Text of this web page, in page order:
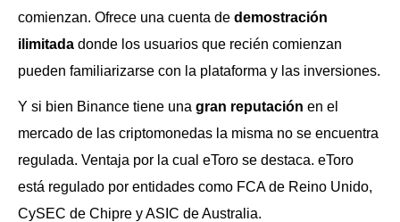
comienzan. Ofrece una cuenta de demostración
ilimitada donde los usuarios que recién comienzan
pueden familiarizarse con la plataforma y las inversiones.
Y si bien Binance tiene una gran reputación en el
mercado de las criptomonedas la misma no se encuentra
regulada. Ventaja por la cual eToro se destaca. eToro
está regulado por entidades como FCA de Reino Unido,
CySEC de Chipre y ASIC de Australia.